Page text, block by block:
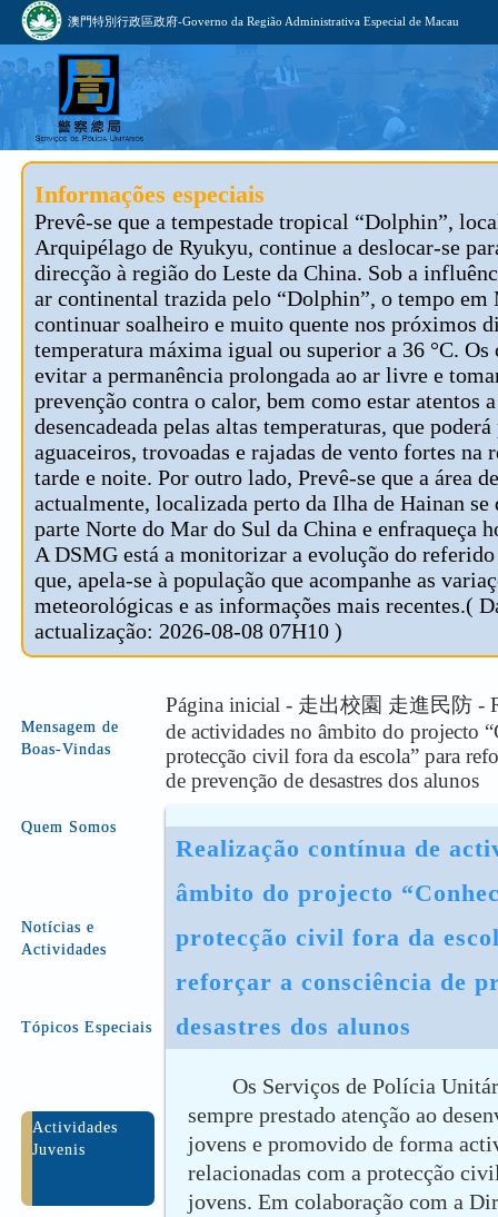
澳門特別行政區政府-Governo da Região Administrativa Especial de Macau
Informações especiais
Prevê-se que a tempestade tropical “Dolphin”,
Arquipélago de Ryukyu, continue a deslocar-se
direcção à região do Leste da China. Sob a
ar continental trazida pelo “Dolphin”, o tempo em
continuar soalheiro e muito quente nos próximos
temperatura máxima igual ou superior a 36 °C. Os
evitar a permanência prolongada ao ar livre e
prevenção contra o calor, bem como estar atentos
desencadeada pelas altas temperaturas, que
aguaceiros, trovoadas e rajadas de vento fortes na
tarde e noite. Por outro lado, Prevê-se que a área
actualmente, localizada perto da Ilha de Hainan se
parte Norte do Mar do Sul da China e enfraqueça
A DSMG está a monitorizar a evolução do
que, apela-se à população que acompanhe as
meteorológicas e as informações mais recentes.(
actualização: 2026-08-08 07H10 )
Mensagem de
Boas-Vindas
Quem Somos
Notícias e
Actividades
Tópicos Especiais
Actividades
Juvenis
Página inicial - 走出校園 走進民防 -
de actividades no âmbito do projecto
protecção civil fora da escola” para
de prevenção de desastres dos alunos
Realização contínua de
âmbito do projecto
protecção civil fora da
reforçar a consciência de
desastres dos alunos
Os Serviços de Polícia
sempre prestado atenção ao
jovens e promovido de forma
relacionadas com a protecção
jovens. Em colaboração com a